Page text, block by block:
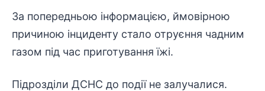
За попередньою інформацією, ймовірною
причиною інциденту стало отруєння чадним
газом під час приготування їжі.
Підрозділи ДСНС до події не залучалися.